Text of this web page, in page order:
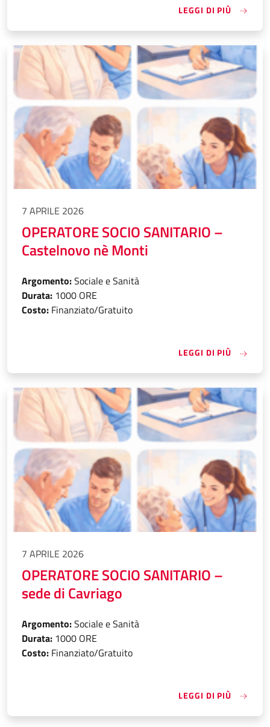
LEGGI DI PIÙ
7 APRILE 2026
OPERATORE SOCIO SANITARIO –
Castelnovo nè Monti
Argomento:Sociale e Sanità
Durata: 1000 ORE
Costo: Finanziato/Gratuito
LEGGI DI PIÙ
7 APRILE 2026
OPERATORE SOCIO SANITARIO –
sede di Cavriago
Argomento:Sociale e Sanità
Durata: 1000 ORE
Costo: Finanziato/Gratuito
LEGGI DI PIÙ